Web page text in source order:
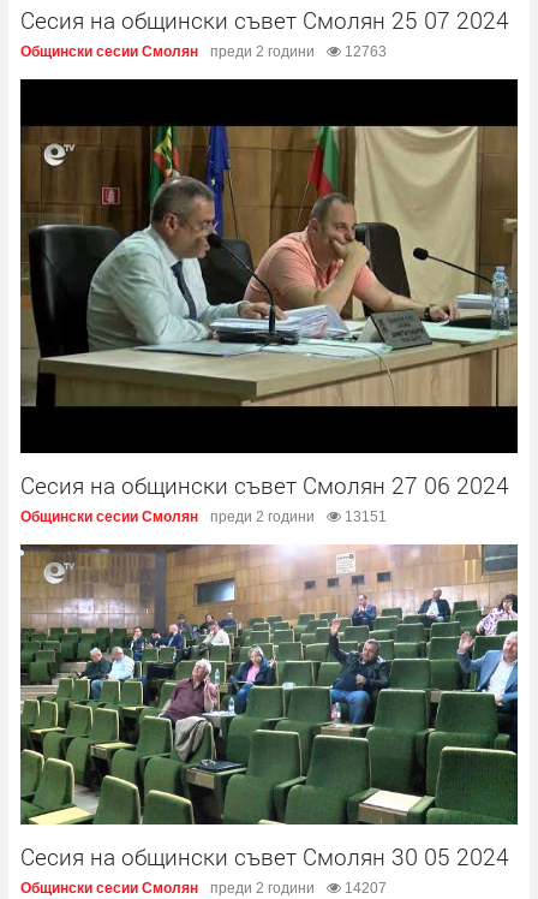
Сесия на общински съвет Смолян 25 07 2024
Общински сесии Смолян преди 2 години 12763
Сесия на общински съвет Смолян 27 06 2024
Общински сесии Смолян преди 2 години 13151
Сесия на общински съвет Смолян 30 05 2024
Общински сесии Смолян преди 2 години 14207